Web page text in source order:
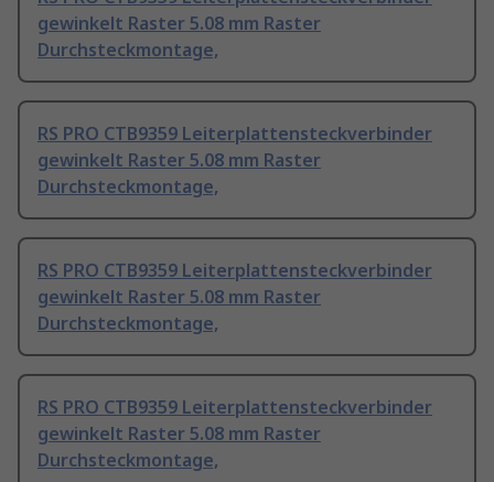
gewinkelt Raster 5.08 mm Raster
Durchsteckmontage,
RS PRO CTB9359 Leiterplattensteckverbinder
gewinkelt Raster 5.08 mm Raster
Durchsteckmontage,
RS PRO CTB9359 Leiterplattensteckverbinder
gewinkelt Raster 5.08 mm Raster
Durchsteckmontage,
RS PRO CTB9359 Leiterplattensteckverbinder
gewinkelt Raster 5.08 mm Raster
Durchsteckmontage,